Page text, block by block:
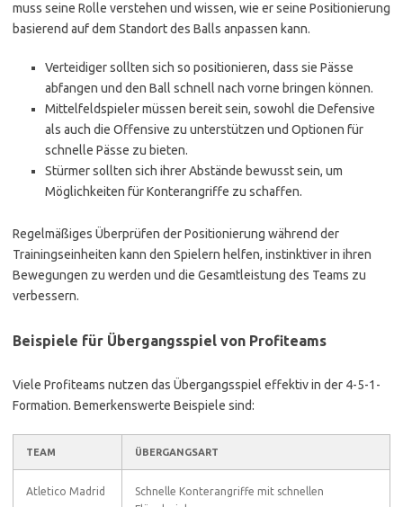
muss seine Rolle verstehen und wissen, wie er seine Positionierung
basierend auf dem Standort des Balls anpassen kann.
Verteidiger sollten sich so positionieren, dass sie Pässe
abfangen und den Ball schnell nach vorne bringen können.
Mittelfeldspieler müssen bereit sein, sowohl die Defensive
als auch die Offensive zu unterstützen und Optionen für
schnelle Pässe zu bieten.
Stürmer sollten sich ihrer Abstände bewusst sein, um
Möglichkeiten für Konterangriffe zu schaffen.
Regelmäßiges Überprüfen der Positionierung während der
Trainingseinheiten kann den Spielern helfen, instinktiver in ihren
Bewegungen zu werden und die Gesamtleistung des Teams zu
verbessern.
Beispiele für Übergangsspiel von Profiteams
Viele Profiteams nutzen das Übergangsspiel effektiv in der 4-5-1-
Formation. Bemerkenswerte Beispiele sind:
TEAM ÜBERGANGSART
Atletico Madrid
Schnelle Konterangriffe mit schnellen